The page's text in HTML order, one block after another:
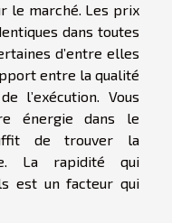
le marché. Les prix
dans toutes
d’entre elles
entre la qualité
l’exécution. Vous
énergie dans le
de trouver la
La rapidité qui
est un facteur qui